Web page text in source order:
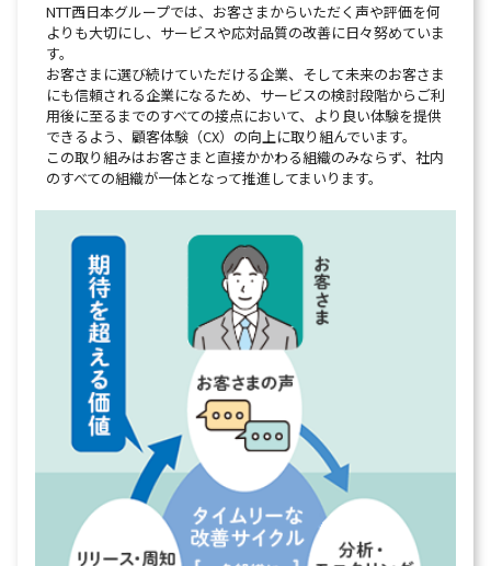
NTT西日本グループでは、お客さまからいただく声や評価を何
よりも大切にし、サービスや応対品質の改善に日々努めていま
す。
お客さまに選び続けていただける企業、そして未来のお客さま
にも信頼される企業になるため、サービスの検討段階からご利
用後に至るまでのすべての接点において、より良い体験を提供
できるよう、顧客体験（CX）の向上に取り組んでいます。
この取り組みはお客さまと直接かかわる組織のみならず、社内
のすべての組織が一体となって推進してまいります。